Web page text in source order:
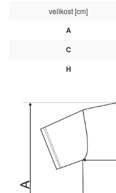
velikost [cm]
A
C
H